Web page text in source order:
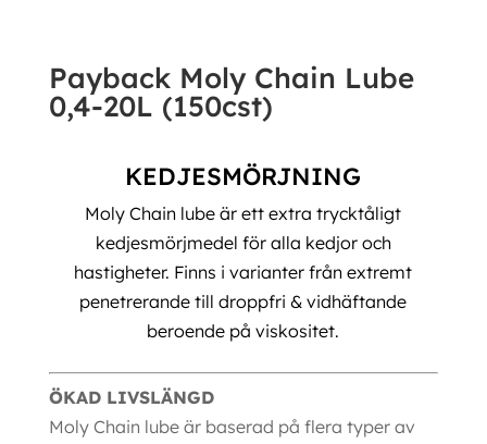
Payback Moly Chain Lube
0,4-20L (150cst)
KEDJESMÖRJNING
Moly Chain lube är ett extra trycktåligt
kedjesmörjmedel för alla kedjor och
hastigheter. Finns i varianter från extremt
penetrerande till droppfri & vidhäftande
beroende på viskositet.
ÖKAD LIVSLÄNGD
Moly Chain lube är baserad på flera typer av